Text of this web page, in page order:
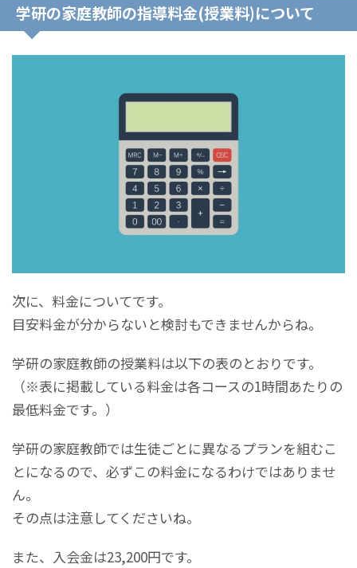
学研の家庭教師の指導料金(授業料)について
次に、料金についてです。
目安料金が分からないと検討もできませんからね。
学研の家庭教師の授業料は以下の表のとおりです。
（※表に掲載している料金は各コースの1時間あたりの
最低料金です。）
学研の家庭教師では生徒ごとに異なるプランを組むこ
とになるので、必ずこの料金になるわけではありませ
ん。
その点は注意してくださいね。
また、入会金は23,200円です。